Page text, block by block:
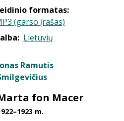
formatas:
(garso įrašas)
Lietuvių
Ramutis
fon Macer
m.